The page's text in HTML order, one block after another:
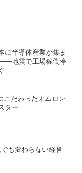
に半導体産業が集ま
地震で工場稼働停
だわったオムロン
ター
も変わらない経営